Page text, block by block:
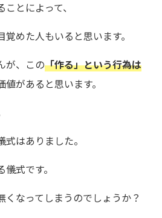
とによって、
覚めた人もいると思います。
が、この「作る」という行為は
値があると思います。
はありました。
式です。
くなってしまうのでしょうか？